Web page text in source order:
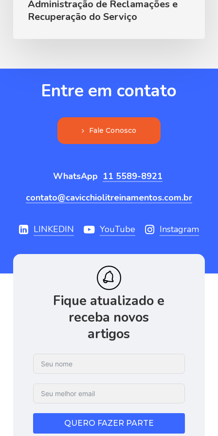
Administração de Reclamações e
Recuperação do Serviço
Entre em contato
Fale Conosco
WhatsApp 11 5589-8921
contato@cavicchiolitreinamentos.com.br
LINKEDIN YouTube Instagram
Fique atualizado e
receba novos
artigos
QUERO FAZER PARTE